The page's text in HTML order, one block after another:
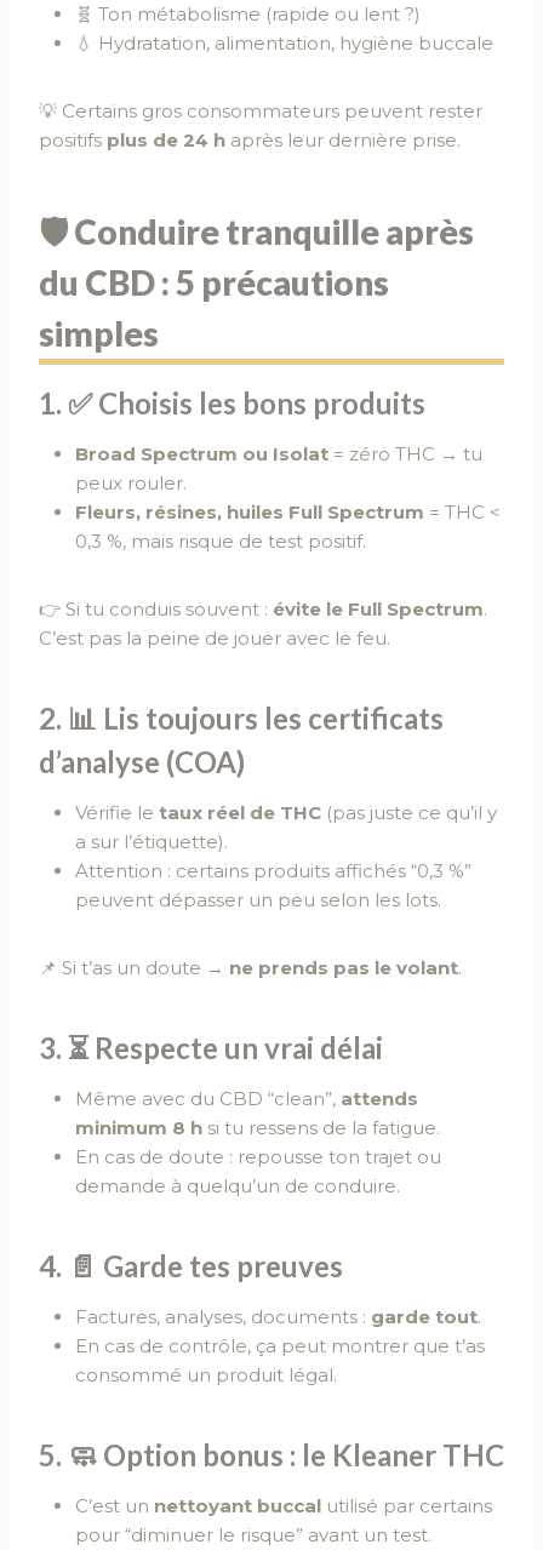
🧬 Ton métabolisme (rapide ou lent ?)
💧 Hydratation, alimentation, hygiène buccale
💡 Certains gros consommateurs peuvent rester
positifs plus de 24 h après leur dernière prise.
🛡️ Conduire tranquille après
du CBD : 5 précautions
simples
1. ✅ Choisis les bons produits
Broad Spectrum ou Isolat = zéro THC → tu
peux rouler.
Fleurs, résines, huiles Full Spectrum = THC <
0,3 %, mais risque de test positif.
👉 Si tu conduis souvent : évite le Full Spectrum.
C’est pas la peine de jouer avec le feu.
2. 📊 Lis toujours les certificats
d’analyse (COA)
Vérifie le taux réel de THC (pas juste ce qu’il y
a sur l’étiquette).
Attention : certains produits affichés “0,3 %”
peuvent dépasser un peu selon les lots.
📌 Si t’as un doute → ne prends pas le volant.
3. ⏳ Respecte un vrai délai
Même avec du CBD “clean”, attends
minimum 8 h si tu ressens de la fatigue.
En cas de doute : repousse ton trajet ou
demande à quelqu’un de conduire.
4. 📄 Garde tes preuves
Factures, analyses, documents : garde tout.
En cas de contrôle, ça peut montrer que t’as
consommé un produit légal.
5. 🧼 Option bonus : le Kleaner THC
C’est un nettoyant buccal utilisé par certains
pour “diminuer le risque” avant un test.